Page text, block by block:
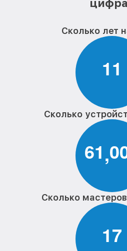
парогенератора Philips
Восстановление электроклапана
парогенератора Philips
Сколько лет
11
Сколько
61,0
Сколько
17